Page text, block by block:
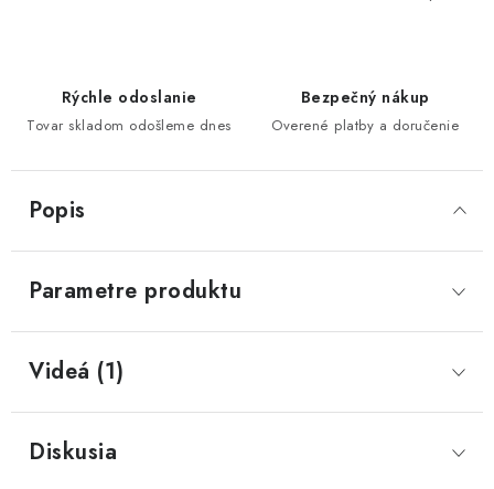
Rýchle odoslanie
Tovar skladom odošleme dnes
Bezpečný nákup
Overené platby a doručenie
Popis
Parametre produktu
Videá (1)
Diskusia